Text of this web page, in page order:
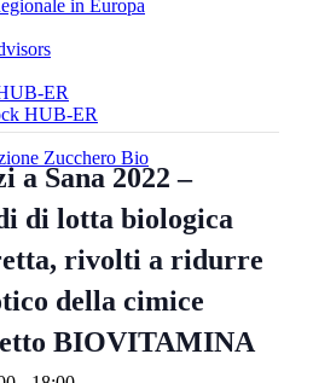
in Europa
ER
HUB-ER
Zucchero Bio
a Sana 2022 –
di lotta biologica
rivolti a ridurre
della cimice
BIOVITAMINA